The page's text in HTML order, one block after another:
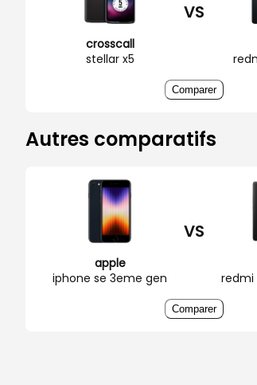
crosscall
stellar x5
VS
Comparer
Autres comparatifs
apple
iphone se 3eme gen
VS
redmi
Comparer